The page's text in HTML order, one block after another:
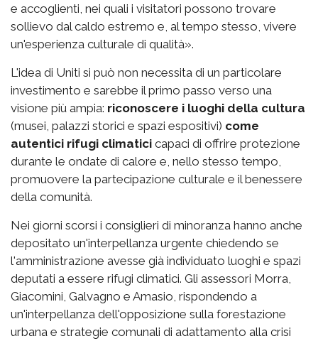
e accoglienti, nei quali i visitatori possono trovare
sollievo dal caldo estremo e, al tempo stesso, vivere
un'esperienza culturale di qualità».
L'idea di Uniti si può non necessita di un particolare
investimento e sarebbe il primo passo verso una
visione più ampia: riconoscere i luoghi della cultura
(musei, palazzi storici e spazi espositivi) come
autentici rifugi climatici capaci di offrire protezione
durante le ondate di calore e, nello stesso tempo,
promuovere la partecipazione culturale e il benessere
della comunità.
Nei giorni scorsi i consiglieri di minoranza hanno anche
depositato un'interpellanza urgente chiedendo se
l'amministrazione avesse già individuato luoghi e spazi
deputati a essere rifugi climatici. Gli assessori Morra,
Giacomini, Galvagno e Amasio, rispondendo a
un'interpellanza dell'opposizione sulla forestazione
urbana e strategie comunali di adattamento alla crisi